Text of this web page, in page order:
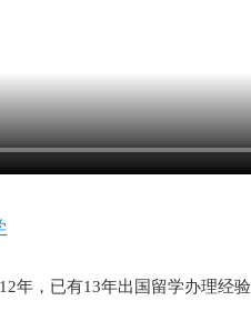
年，已有13年出国留学办理经